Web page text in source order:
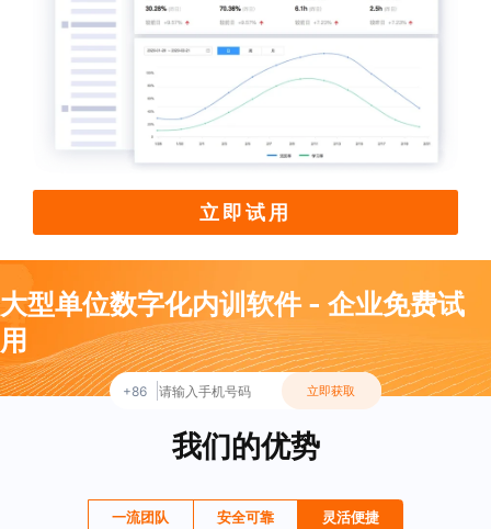
立即试用
大型单位数字化内训软件 - 企业免费试
用
+86 立即获取
我们的优势
一流团队 安全可靠 灵活便捷